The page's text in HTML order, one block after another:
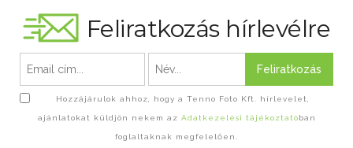
Feliratkozás hírlevélre
Feliratkozás
Hozzájárulok ahhoz, hogy a Tenno Foto Kft. hírlevelet,
ajánlatokat küldjön nekem az Adatkezelési tájékoztatóban
foglaltaknak megfelelően.